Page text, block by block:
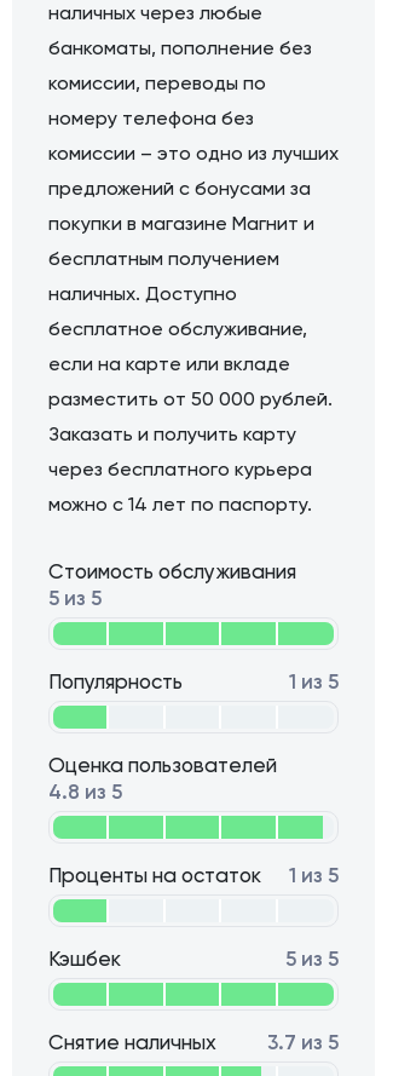
наличных через любые
банкоматы, пополнение без
комиссии, переводы по
номеру телефона без
комиссии – это одно из лучших
предложений с бонусами за
покупки в магазине Магнит и
бесплатным получением
наличных. Доступно
бесплатное обслуживание,
если на карте или вкладе
разместить от 50 000 рублей.
Заказать и получить карту
через бесплатного курьера
можно с 14 лет по паспорту.
Проценты на остаток 1 из 5
Кэшбек 5 из 5
Снятие наличных 3.7 из 5
Стоимость обслуживания
5 из 5
Популярность 1 из 5
Оценка пользователей
4.8 из 5